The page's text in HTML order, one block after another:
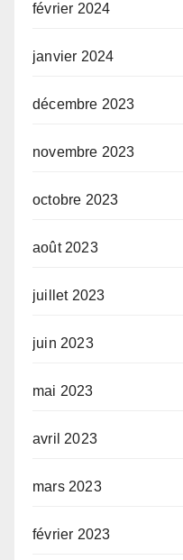
février 2024
janvier 2024
décembre 2023
novembre 2023
octobre 2023
août 2023
juillet 2023
juin 2023
mai 2023
avril 2023
mars 2023
février 2023